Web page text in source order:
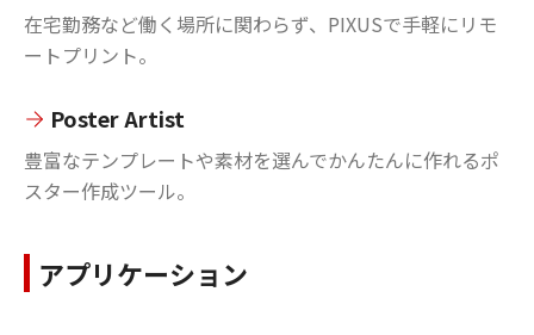
在宅勤務など働く場所に関わらず、PIXUSで手軽にリモ
ートプリント。
Poster Artist
豊富なテンプレートや素材を選んでかんたんに作れるポ
スター作成ツール。
アプリケーション